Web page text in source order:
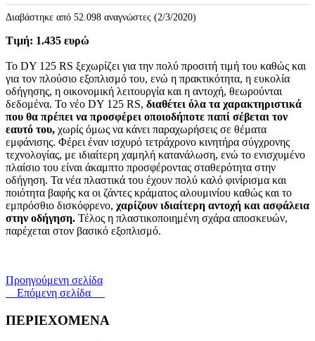
Διαβάστηκε από 52.098 αναγνώστες (2/3/2020)
Τιμή: 1.435 ευρώ
Το DY 125 RS ξεχωρίζει για την πολύ προσιτή τιμή του καθώς και
για τον πλούσιο εξοπλισμό του, ενώ η πρακτικότητα, η ευκολία
οδήγησης, η οικονομική λειτουργία και η αντοχή, θεωρούνται
δεδομένα. Το νέο DY 125 RS, διαθέτει όλα τα χαρακτηριστικά
που θα πρέπει να προσφέρει οποιοδήποτε παπί σέβεται τον
εαυτό του, χωρίς όμως να κάνει παραχωρήσεις σε θέματα
εμφάνισης. Φέρει έναν ισχυρό τετράχρονο κινητήρα σύγχρονης
τεχνολογίας, με ιδιαίτερη χαμηλή κατανάλωση, ενώ το ενισχυμένο
πλαίσιο του είναι άκαμπτο προσφέροντας σταθερότητα στην
οδήγηση. Τα νέα πλαστικά του έχουν πολύ καλό φινίρισμα και
ποιότητα βαφής κα οι ζάντες κράματος αλουμινίου καθώς και το
εμπρόσθιο δισκόφρενο, χαρίζουν ιδιαίτερη αντοχή και ασφάλεια
στην οδήγηση. Τέλος η πλαστικοποιημένη σχάρα αποσκευών,
παρέχεται στον βασικό εξοπλισμό.
Προηγούμενη σελίδα
Επόμενη σελίδα
ΠΕΡΙΕΧΟΜΕΝΑ